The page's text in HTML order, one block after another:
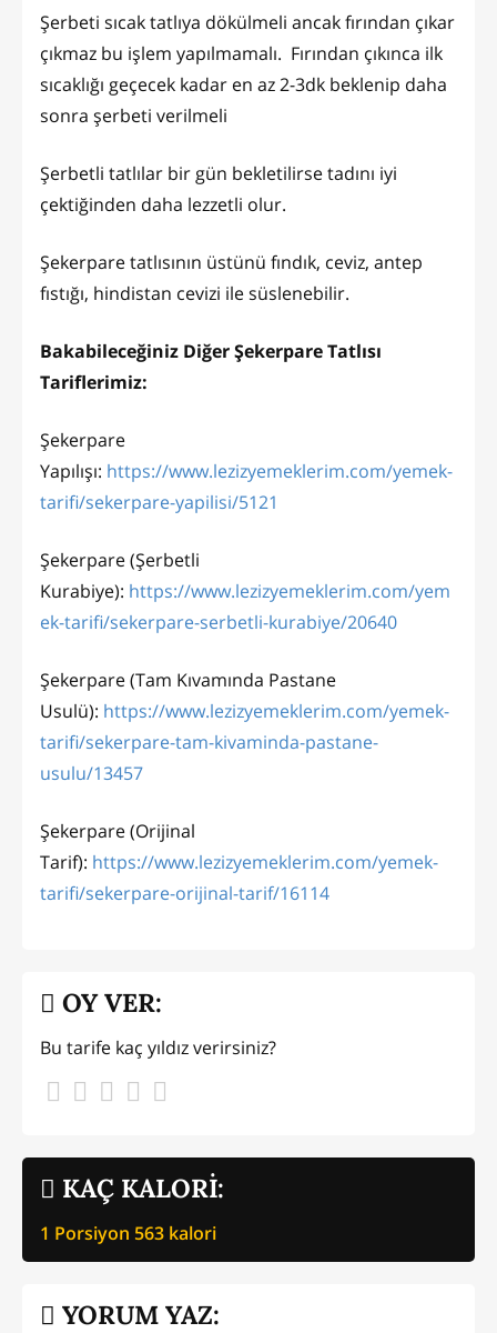
Şerbeti sıcak tatlıya dökülmeli ancak fırından çıkar
çıkmaz bu işlem yapılmamalı. Fırından çıkınca ilk
sıcaklığı geçecek kadar en az 2-3dk beklenip daha
sonra şerbeti verilmeli
Şerbetli tatlılar bir gün bekletilirse tadını iyi
çektiğinden daha lezzetli olur.
Şekerpare tatlısının üstünü fındık, ceviz, antep
fıstığı, hindistan cevizi ile süslenebilir.
Bakabileceğiniz Diğer Şekerpare Tatlısı
Tariflerimiz:
Şekerpare
Yapılışı: https://www.lezizyemeklerim.com/yemek-
tarifi/sekerpare-yapilisi/5121
Şekerpare (Şerbetli
Kurabiye): https://www.lezizyemeklerim.com/yem
ek-tarifi/sekerpare-serbetli-kurabiye/20640
Şekerpare (Tam Kıvamında Pastane
Usulü): https://www.lezizyemeklerim.com/yemek-
tarifi/sekerpare-tam-kivaminda-pastane-
usulu/13457
Şekerpare (Orijinal
Tarif): https://www.lezizyemeklerim.com/yemek-
tarifi/sekerpare-orijinal-tarif/16114
KAÇ KALORİ:
1 Porsiyon 563 kalori
OY VER:
Bu tarife kaç yıldız verirsiniz?
YORUM YAZ: